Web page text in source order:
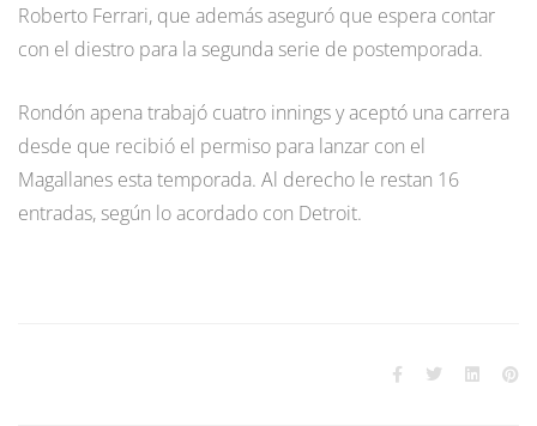
Roberto Ferrari, que además aseguró que espera contar
con el diestro para la segunda serie de postemporada.
Rondón apena trabajó cuatro innings y aceptó una carrera
desde que recibió el permiso para lanzar con el
Magallanes esta temporada. Al derecho le restan 16
entradas, según lo acordado con Detroit.